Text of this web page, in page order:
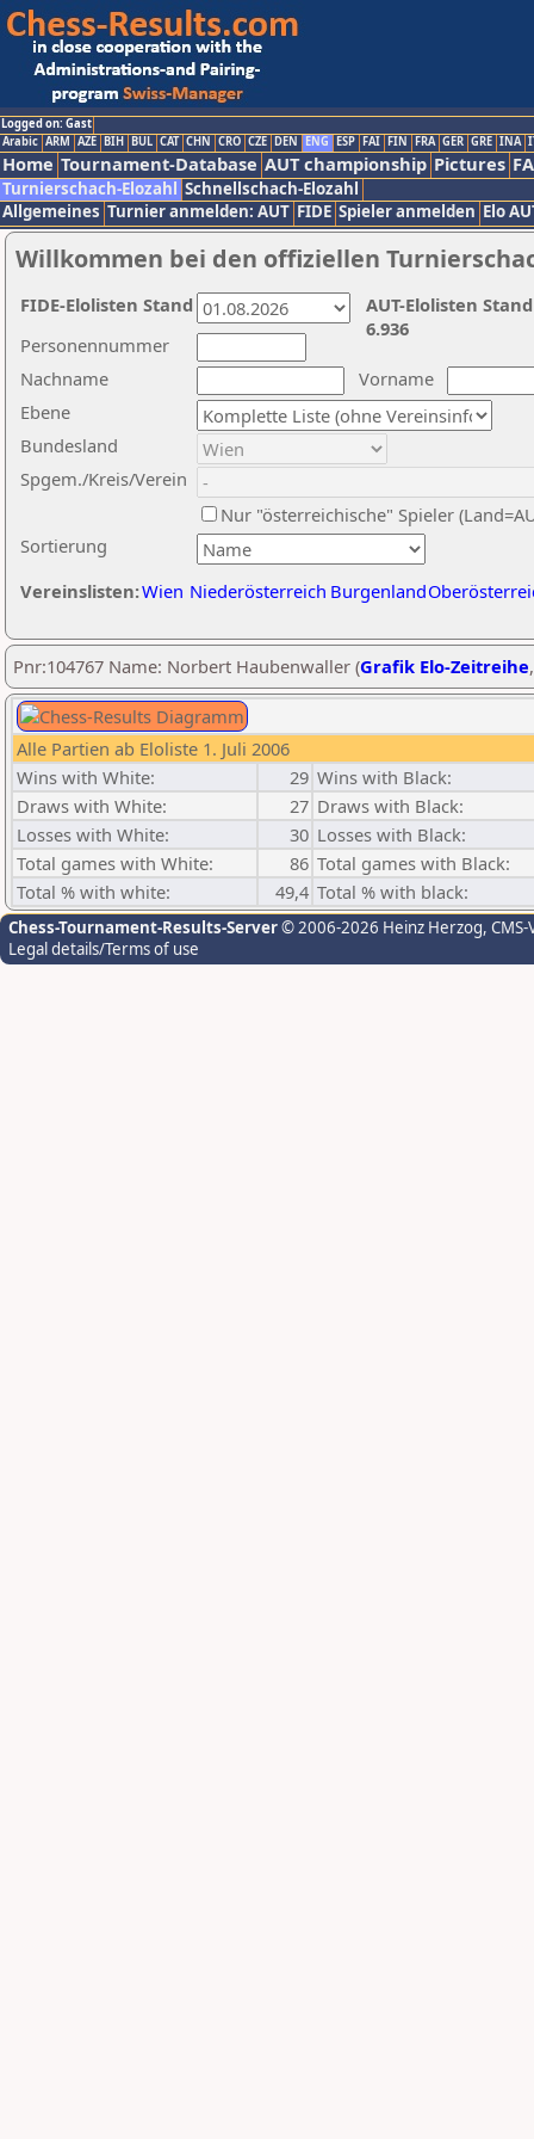
Logged on: Gast
Arabic ARM AZE BIH BUL CAT CHN CRO CZE DEN ENG ESP FAI FIN FRA GER GRE INA
Home Tournament-Database AUT championship Pictures
Turnierschach-Elozahl Schnellschach-Elozahl
Allgemeines Turnier anmelden: AUT FIDE Spieler anmelden Elo
Willkommen bei den offiziellen
Nachname
Vorname
Ebene
Sortierung
Personennummer
Bundesland
Spgem./Kreis/Verein
Nur "österreichische" Spieler
Vereinslisten:Wien Niederösterreich Burgenland
AUT-Elolisten
6.936
FIDE-Elolisten Stand
Pnr:104767 Name: Norbert Haubenwaller (Grafik Elo-Zeitreihe
Alle Partien ab Eloliste 1. Juli 2006
Wins with White:
29 Wins with Black:
Draws with White:
27 Draws with Black:
Losses with White:
30 Losses with Black:
Total games with White:
86 Total games with Black:
Total % with white:
49,4 Total % with black:
Chess-Tournament-Results-Server© 2006-2026 Heinz Herzog,
Legal details/Terms of use